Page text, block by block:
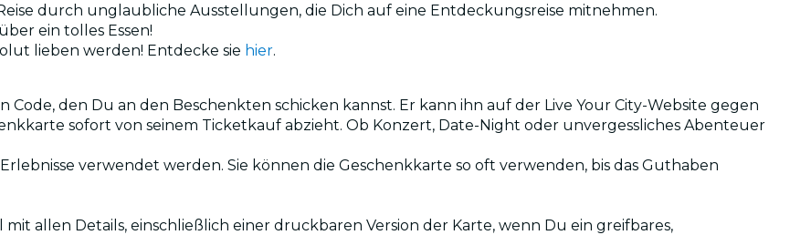
durch unglaubliche Ausstellungen, die Dich auf eine Entdeckungsreise mitnehmen.
ein tolles Essen!
lieben werden! Entdecke sie hier.
den Du an den Beschenkten schicken kannst. Er kann ihn auf der Live Your City-Website gegen
sofort von seinem Ticketkauf abzieht. Ob Konzert, Date-Night oder unvergessliches Abenteuer
verwendet werden. Sie können die Geschenkkarte so oft verwenden, bis das Guthaben
mit allen Details, einschließlich einer druckbaren Version der Karte, wenn Du ein greifbares,